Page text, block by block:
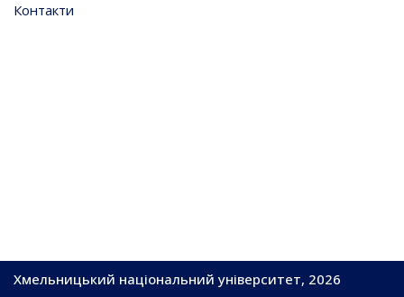
Контакти
Хмельницький національний університет, 2026